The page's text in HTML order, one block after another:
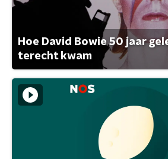
Hoe David Bowie 50 jaar
terecht kwam